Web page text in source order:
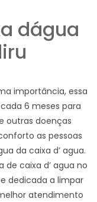
dágua
importância, essa
6 meses para
outras doenças
as pessoas
da caixa d’ agua.
de caixa d’ agua no
dedicada a limpar
atendimento